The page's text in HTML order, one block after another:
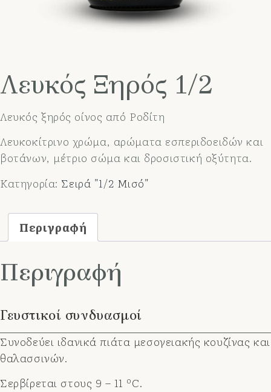
Λευκός Ξηρός 1/2
Λευκός ξηρός οίνος από Ροδίτη
Λευκοκίτρινο χρώμα, αρώματα εσπεριδοειδών και
βοτάνων, μέτριο σώμα και δροσιστική οξύτητα.
Κατηγορία: Σειρά "1/2 Μισό"
Περιγραφή
Περιγραφή
Γευστικοί συνδυασμοί
Συνοδεύει ιδανικά πιάτα μεσογειακής κουζίνας και
θαλασσινών.
Σερβίρεται στους 9 – 11 oC.